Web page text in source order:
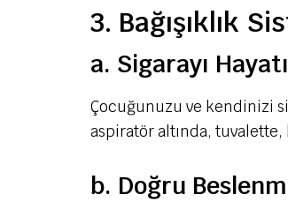
3. Bağışıklık
a. Sigarayı
Çocuğunuzu ve kendinizi
aspiratör altında,
b. Doğru